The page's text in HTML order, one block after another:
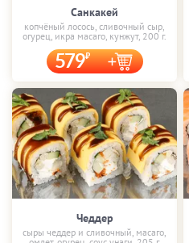
Санкакей
копчёный лосось, сливочный сыр,
огурец, икра масаго, кунжут, 200 г.
579
Чеддер
сыры чеддер и сливочный, масаго,